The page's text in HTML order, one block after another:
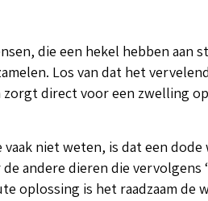
die een hekel hebben aan
Los van dat het
direct voor een zwelling
niet weten, is dat een
andere dieren die
oplossing is het raadzaam